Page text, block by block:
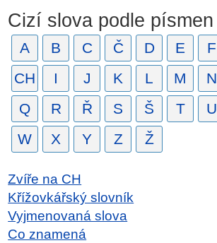
Cizí slova podle písmen
A B C Č D E F
CH
I J K L M N
Q
R Ř S Š T U
W
X Y Z Ž
Zvíře na CH
Křížovkářský slovník
Vyjmenovaná slova
Co znamená